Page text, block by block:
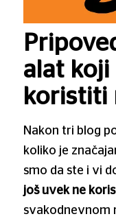
alat
koristiti
Nakon tri blog
koliko je
smo da ste i vi
još uvek ne
svakodnevnom